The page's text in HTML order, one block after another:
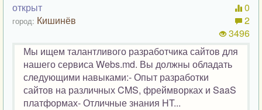
открыт
город: Кишинёв
0
2
3496
Мы ищем талантливого разработчика сайтов для
нашего сервиса Webs.md. Вы должны обладать
следующими навыками:- Опыт разработки
сайтов на различных CMS, фреймворках и SaaS
платформах- Отличные знания HT...